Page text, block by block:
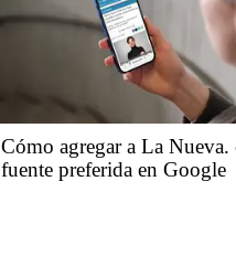
Cómo agregar a La Nueva.
fuente preferida en Google